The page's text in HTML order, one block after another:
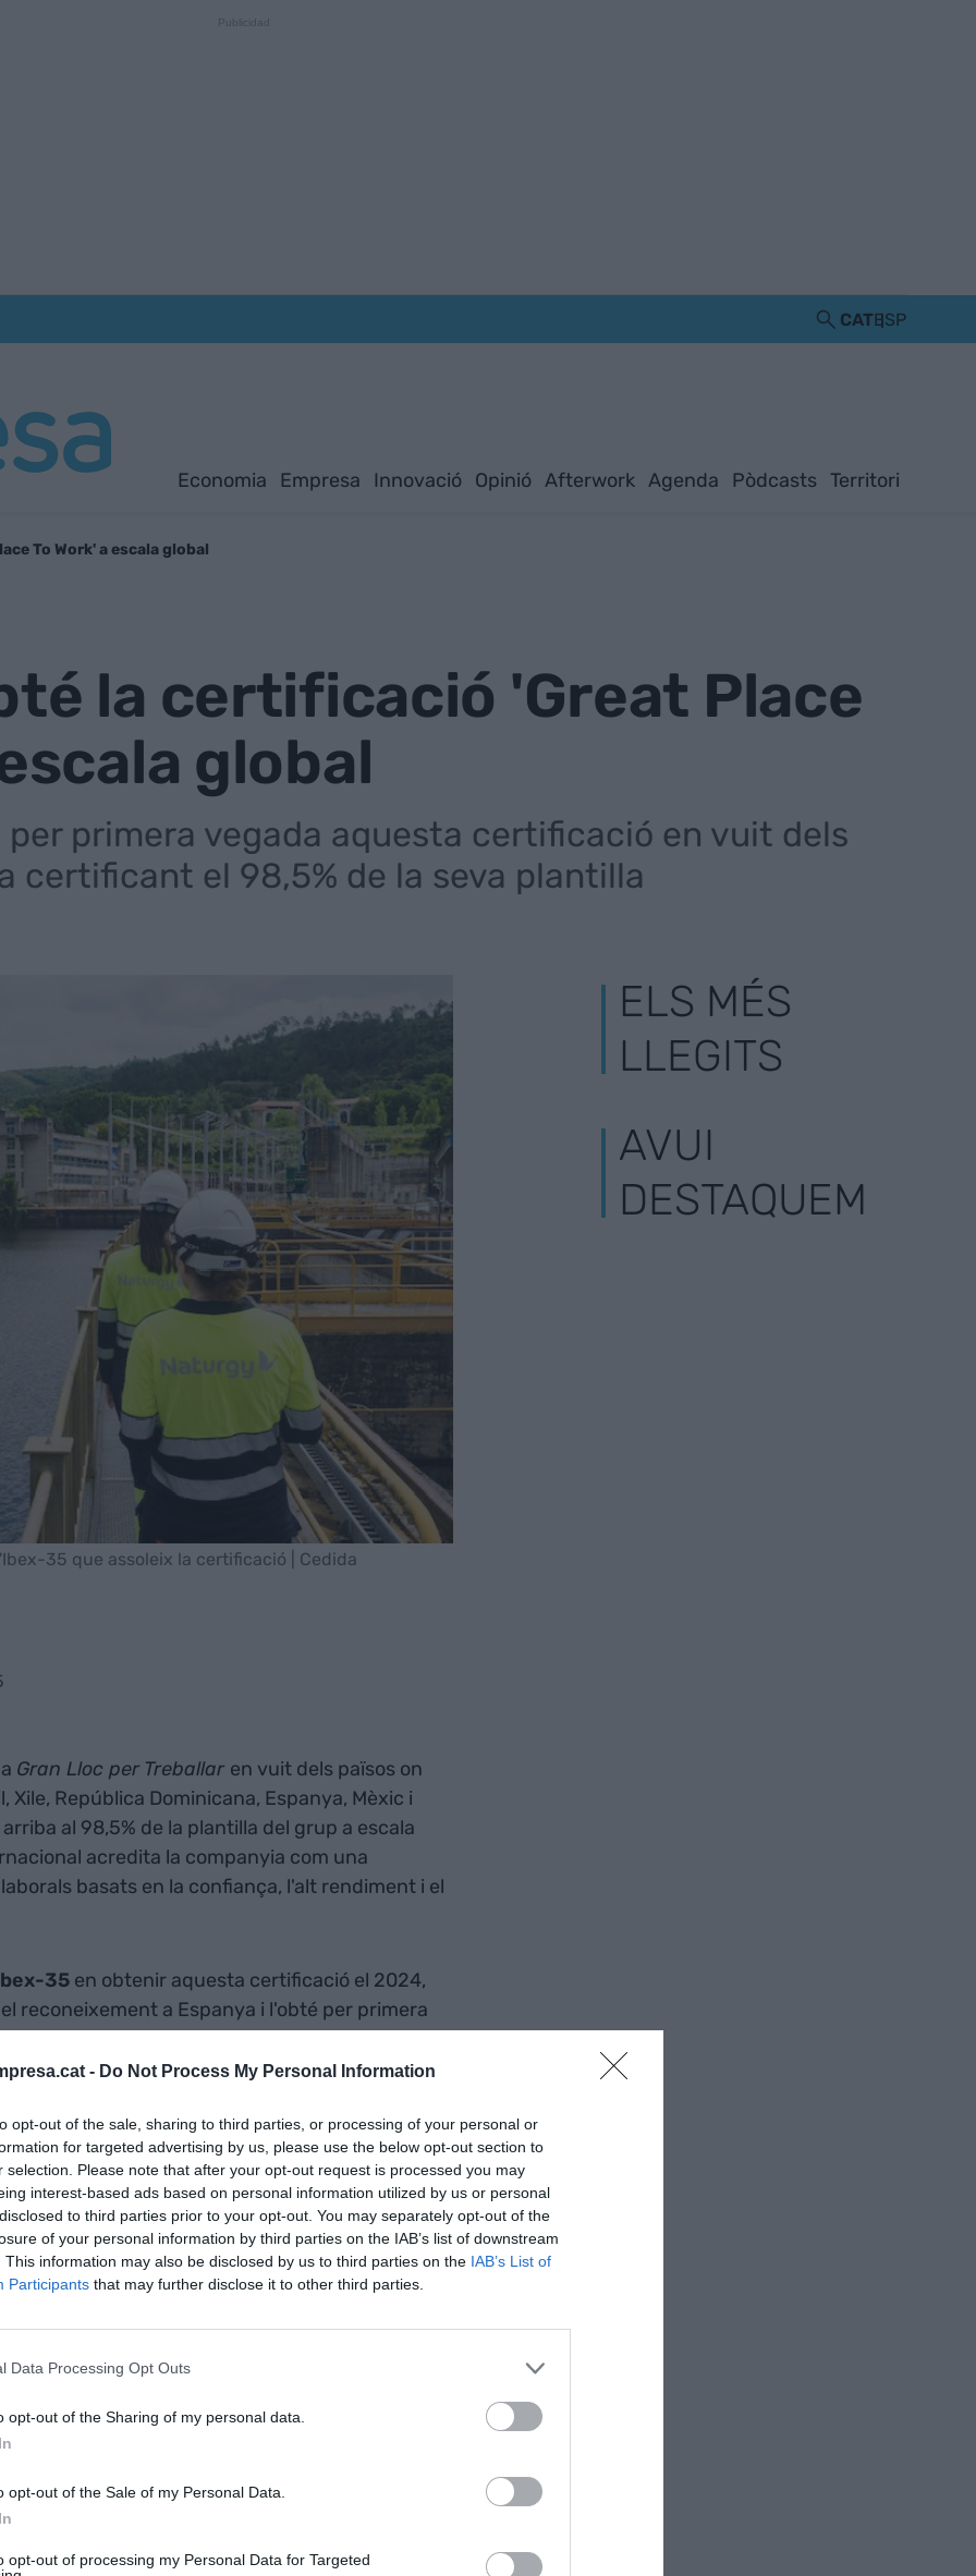
- Do Not Process My Personal Information
opt-out of the sale, sharing to third parties, or processing of your personal or
for targeted advertising by us, please use the below opt-out section to
selection. Please note that after your opt-out request is processed you may
interest-based ads based on personal information utilized by us or personal
to third parties prior to your opt-out. You may separately opt-out of the
of your personal information by third parties on the IAB’s list of downstream
This information may also be disclosed by us to third parties on the IAB’s List of
Participants that may further disclose it to other third parties.
Data Processing Opt Outs
opt-out of the Sharing of my personal data.
opt-out of the Sale of my Personal Data.
opt-out of processing my Personal Data for Targeted
CATESP
Economia Empresa Innovació Opinió Afterwork Agenda Pòdcasts Territori
To Work' a escala global
la certificació 'Great Place
global
primera vegada aquesta certificació en vuit dels
certificant el 98,5% de la seva plantilla
35 que assoleix la certificació | Cedida
Gran Lloc per Treballar en vuit dels països on
República Dominicana, Espanya, Mèxic i
al 98,5% de la plantilla del grup a escala
acredita la companyia com una
basats en la confiança, l'alt rendiment i el
35en obtenir aquesta certificació el 2024,
reconeixement a Espanya i l'obté per primera
cosa que posa de manifest la
comuna a les diferents àrees geogràfiques
de
la coherència de la nostra estratègia de
entorns de treball inclusius, motivadors i
treballant per enfortir una cultura que
i el compromís, perquè les persones són
Naturgy”, afirma
com a eix del
ELS MÉS
LLEGITS
AVUI
DESTAQUEM